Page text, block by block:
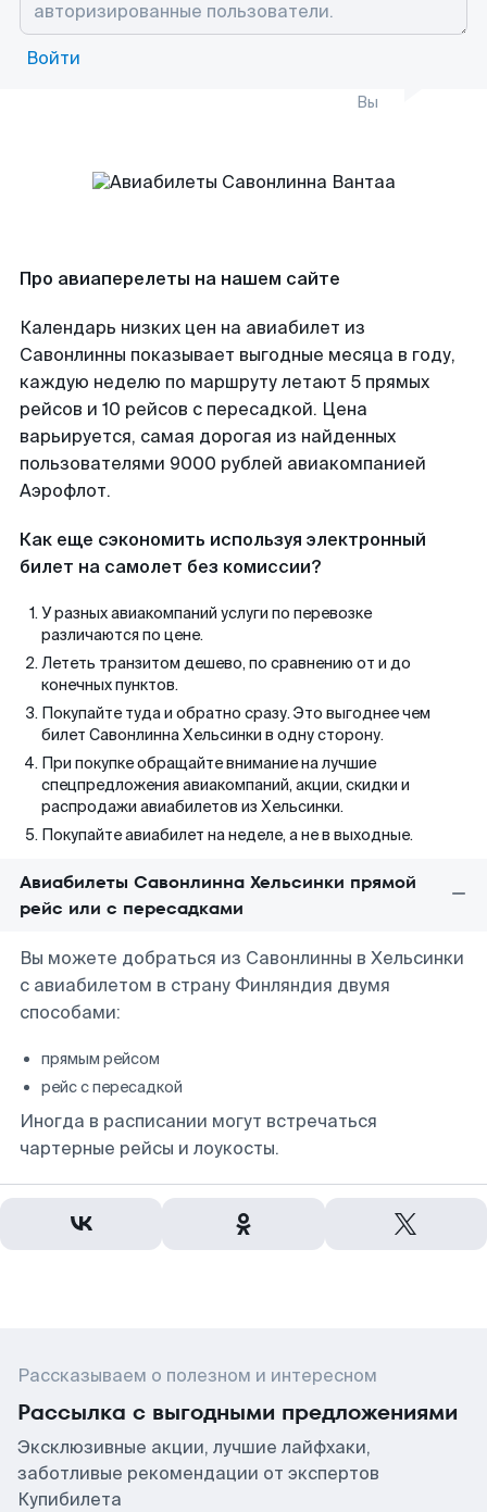
Войти
Вы
Про авиаперелеты на нашем сайте
Календарь низких цен на авиабилет из
Савонлинны показывает выгодные месяца в году,
каждую неделю по маршруту летают 5 прямых
рейсов и 10 рейсов с пересадкой. Цена
варьируется, самая дорогая из найденных
пользователями 9000 рублей авиакомпанией
Аэрофлот.
Как еще сэкономить используя электронный
билет на самолет без комиссии?
У разных авиакомпаний услуги по перевозке
различаются по цене.
Лететь транзитом дешево, по сравнению от и до
конечных пунктов.
Покупайте туда и обратно сразу. Это выгоднее чем
билет Савонлинна Хельсинки в одну сторону.
При покупке обращайте внимание на лучшие
спецпредложения авиакомпаний, акции, скидки и
распродажи авиабилетов из Хельсинки.
Покупайте авиабилет на неделе, а не в выходные.
Авиабилеты Савонлинна Хельсинки прямой
рейс или с пересадками
Вы можете добраться из Савонлинны в Хельсинки
с авиабилетом в страну Финляндия двумя
способами:
прямым рейсом
рейс с пересадкой
Иногда в расписании могут встречаться
чартерные рейсы и лоукосты.
Рассказываем о полезном и интересном
Рассылка с выгодными предложениями
Эксклюзивные акции, лучшие лайфхаки,
заботливые рекомендации от экспертов
Купибилета